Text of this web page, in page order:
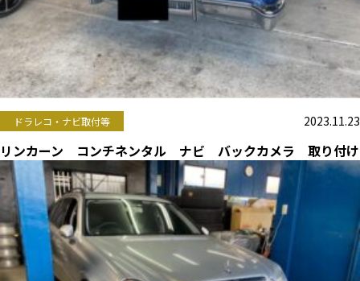
ドラレコ・ナビ取付等 2023.11.23
リンカーン コンチネンタル ナビ バックカメラ 取り付け